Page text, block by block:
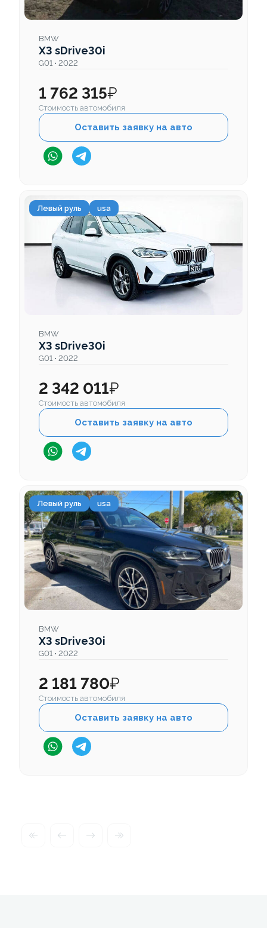
BMW
X3 sDrive30i
G01 • 2022
1 762 315₽
Стоимость автомобиля
Оставить заявку на авто
Левый руль usa
BMW
X3 sDrive30i
G01 • 2022
2 342 011₽
Стоимость автомобиля
Оставить заявку на авто
Левый руль usa
BMW
X3 sDrive30i
G01 • 2022
2 181 780₽
Стоимость автомобиля
Оставить заявку на авто